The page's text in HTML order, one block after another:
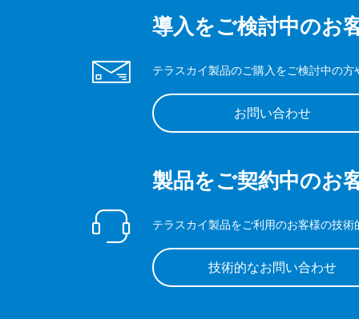
導入をご検討中のお
テラスカイ製品のご購入をご検討中の
お問い合わせ
製品をご契約中のお
テラスカイ製品をご利用のお客様の技
技術的なお問い合わせ